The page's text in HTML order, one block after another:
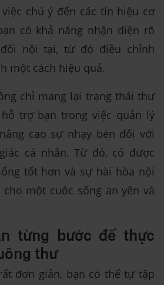
chú ý đến các tín hiệu cơ
có khả năng nhận diện rõ
nội tại, từ đó điều chỉnh
một cách hiệu quả.
chỉ mang lại trạng thái thư
trợ bạn trong việc quản lý
cao sự nhạy bén đối với
cá nhân. Từ đó, có được
tốt hơn và sự hài hòa nội
một cuộc sống an yên và
từng bước để thực
thư
đơn giản, bạn có thể tự tập